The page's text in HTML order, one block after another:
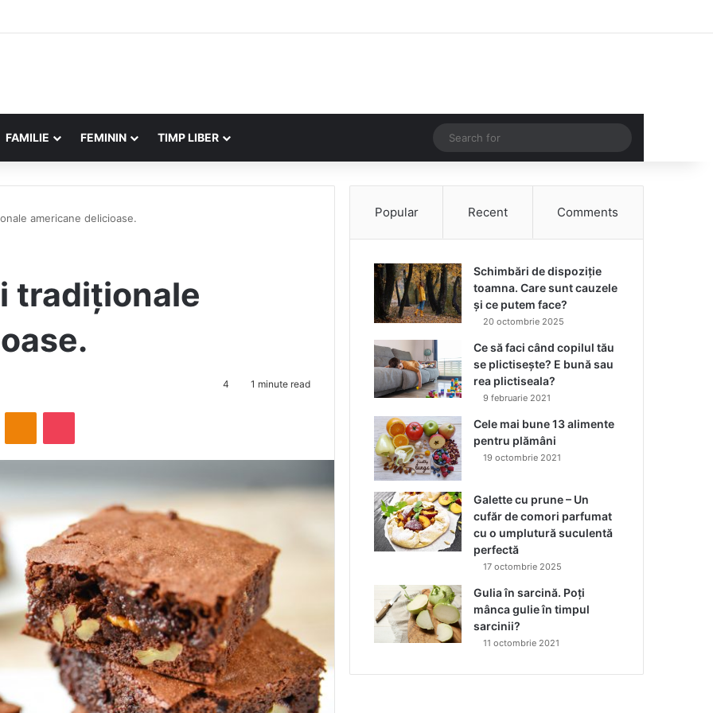
FAMILIE FEMININ TIMP LIBER Random Article
for
americane delicioase.
tradiționale
4 1 minute read
Popular Recent Comments
Schimbări de dispoziție
toamna. Care sunt cauzele
și ce putem face?
20 octombrie 2025
Ce să faci când copilul tău
se plictisește? E bună sau
rea plictiseala?
9 februarie 2021
Cele mai bune 13 alimente
pentru plămâni
19 octombrie 2021
Galette cu prune – Un
cufăr de comori parfumat
cu o umplutură suculentă
perfectă
17 octombrie 2025
Gulia în sarcină. Poți
mânca gulie în timpul
sarcinii?
11 octombrie 2021